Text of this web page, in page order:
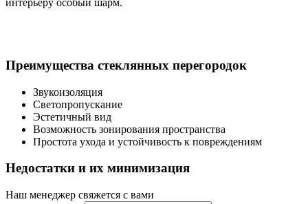
интерьеру особый шарм.
Преимущества стеклянных перегородок
Звукоизоляция
Светопропускание
Эстетичный вид
Возможность зонирования пространства
Простота ухода и устойчивость к повреждениям
Недостатки и их минимизация
Наш менеджер свяжется с вами